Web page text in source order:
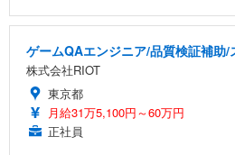
ゲームQAエンジニア/品質検証補助/
株式会社RIOT
東京都
月給31万5,100円～60万円
正社員